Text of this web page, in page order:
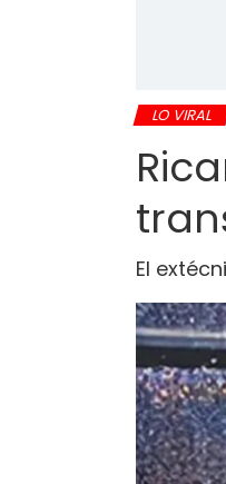
LO VIRAL
El